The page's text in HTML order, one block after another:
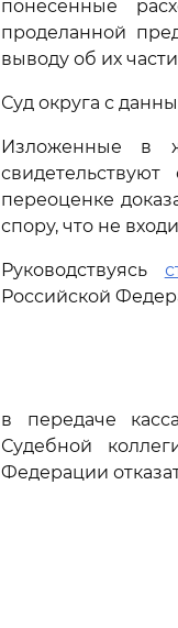
понесенные
проделанной
выводу об их
Суд округа с
Изложенные в
переоценке
спору, что не
Руководствуясь
Российской
в передаче
Судебной
Федерации